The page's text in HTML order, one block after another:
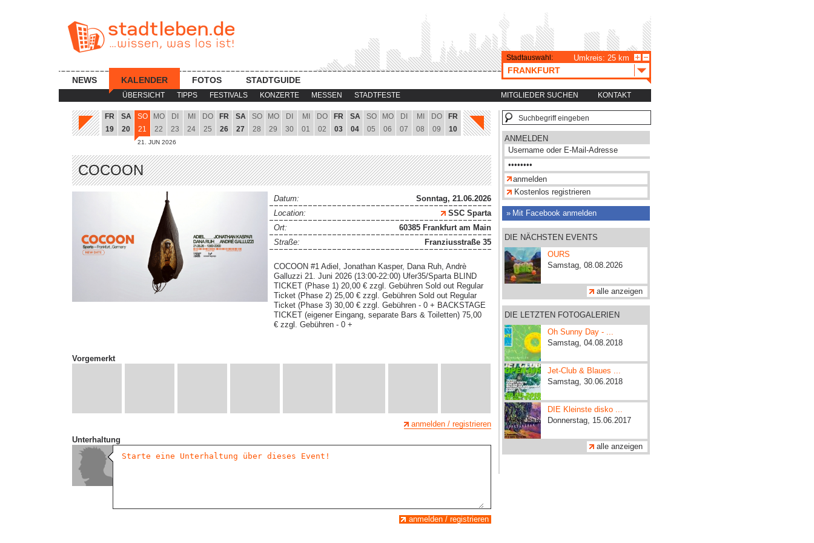
ÜBERSICHT TIPPS FESTIVALS KONZERTE MESSEN STADTFESTE MITGLIEDER SUCHEN KONTAKT
NEWS KALENDER FOTOS STADTGUIDE
Stadtauswahl: Umkreis: 25 km
FRANKFURT
FR
19
SA
20
SO
21
21. JUN 2026
MO
22
DI
23
MI
24
DO
25
FR
26
SA
27
SO
28
MO
29
DI
30
MI
01
DO
02
FR
03
SA
04
SO
05
MO
06
DI
07
MI
08
DO
09
FR
10
COCOON
Datum:
Sonntag, 21.06.2026
Location:
SSC Sparta
Ort:
60385 Frankfurt am Main
Straße:
Franziusstraße 35
COCOON #1 Adiel, Jonathan Kasper, Dana Ruh, Andrè
Galluzzi 21. Juni 2026 (13:00-22:00) Ufer35/Sparta BLIND
TICKET (Phase 1) 20,00 € zzgl. Gebühren Sold out Regular
Ticket (Phase 2) 25,00 € zzgl. Gebühren Sold out Regular
Ticket (Phase 3) 30,00 € zzgl. Gebühren - 0 + BACKSTAGE
TICKET (eigener Eingang, separate Bars & Toiletten) 75,00
€ zzgl. Gebühren - 0 +
Vorgemerkt
anmelden / registrieren
Unterhaltung
anmelden / registrieren
ANMELDEN
Kostenlos registrieren
Mit Facebook anmelden
DIE NÄCHSTEN EVENTS
OURS
Samstag, 08.08.2026
alle anzeigen
DIE LETZTEN FOTOGALERIEN
Oh Sunny Day - ...
Samstag, 04.08.2018
Jet-Club & Blaues ...
Samstag, 30.06.2018
DIE Kleinste disko ...
Donnerstag, 15.06.2017
alle anzeigen